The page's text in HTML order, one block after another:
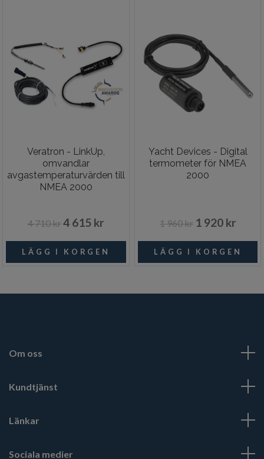
Veratron - LinkUp,
omvandlar
avgastemperaturvärden till
NMEA 2000
4 710 kr4 615 kr
Yacht Devices - Digital
termometer för NMEA
2000
1 960 kr 1 920 kr
Om oss
Kundtjänst
Länkar
Sociala medier